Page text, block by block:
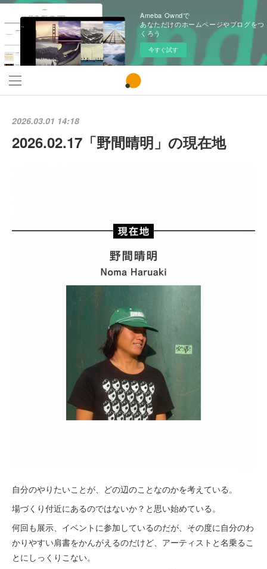
Ameba Owndで
あなただけのホームページやブログをつ
くろう
今すぐ試す
2026.03.01 14:18
2026.02.17「野間晴明」の現在地
自分のやりたいことが、どの辺のことなのかを考えている。
場づくり付近にあるのではないか？と思い始めている。
何回も展示、イベントに参加しているのだが、その度に自分のわ
かりやすい肩書をかんがえるのだけど、アーティストと名乗るこ
とにしっくりこない。